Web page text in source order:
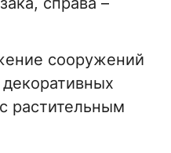
сооружений
растительным